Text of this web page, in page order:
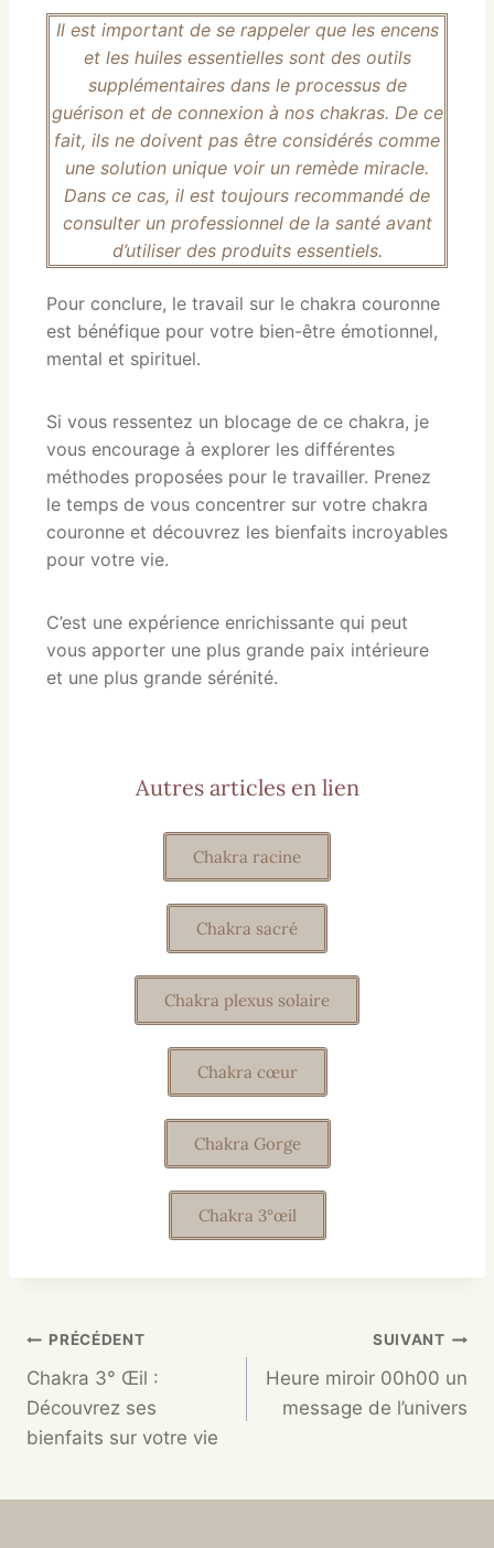
Il est important de se rappeler que les encens
et les huiles essentielles sont des outils
supplémentaires dans le processus de
guérison et de connexion à nos chakras. De ce
fait, ils ne doivent pas être considérés comme
une solution unique voir un remède miracle.
Dans ce cas, il est toujours recommandé de
consulter un professionnel de la santé avant
d’utiliser des produits essentiels.
Pour conclure, le travail sur le chakra couronne
est bénéfique pour votre bien-être émotionnel,
mental et spirituel.
Si vous ressentez un blocage de ce chakra, je
vous encourage à explorer les différentes
méthodes proposées pour le travailler. Prenez
le temps de vous concentrer sur votre chakra
couronne et découvrez les bienfaits incroyables
pour votre vie.
C’est une expérience enrichissante qui peut
vous apporter une plus grande paix intérieure
et une plus grande sérénité.
Autres articles en lien
Chakra racine
Chakra sacré
Chakra plexus solaire
Chakra cœur
Chakra Gorge
Chakra 3°œil
PRÉCÉDENT
Chakra 3° Œil :
Découvrez ses
bienfaits sur votre vie
SUIVANT
Heure miroir 00h00 un
message de l’univers